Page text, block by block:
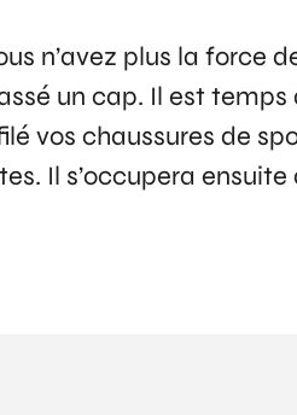
n’avez plus la force
un cap. Il est temps
vos chaussures de
Il s’occupera